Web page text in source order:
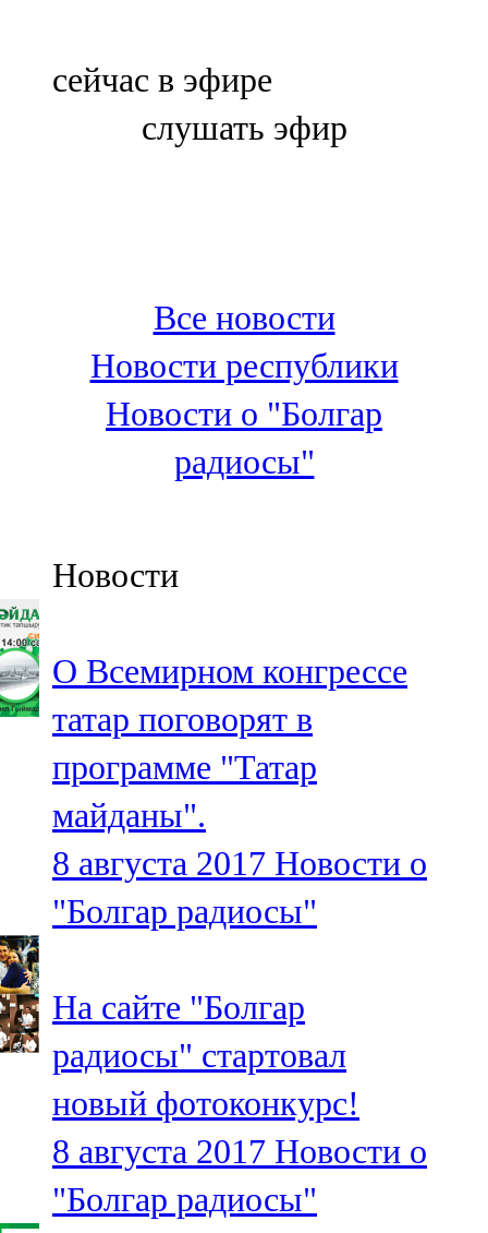
Болгар
100,3 FM
Зәй
106,6 FM
Кадыбаш
105,2 FM
91,5 FM
106,1 FM
Кама тамагы
71,51 FM
Кукмара
107,9 FM
Лениногорский
Мамадыш
106,2 FM
Минзәлә
107,3 FM
Мөслим
сейчас в эфире
слушать эфир
Все новости
Новости республики
Новости о "Болгар
радиосы"
Новости
О Всемирном конгрессе
татар поговорят в
программе "Татар
майданы".
8 августа 2017 Новости о
"Болгар радиосы"
На сайте "Болгар
радиосы" стартовал
новый фотоконкурс!
8 августа 2017 Новости о
"Болгар радиосы"